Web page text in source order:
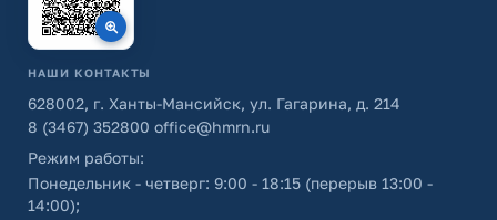
НАШИ КОНТАКТЫ
628002, г. Ханты-Мансийск, ул. Гагарина, д. 214
8 (3467) 352800 office@hmrn.ru
Режим работы:
Понедельник - четверг: 9:00 - 18:15 (перерыв 13:00 -
14:00);